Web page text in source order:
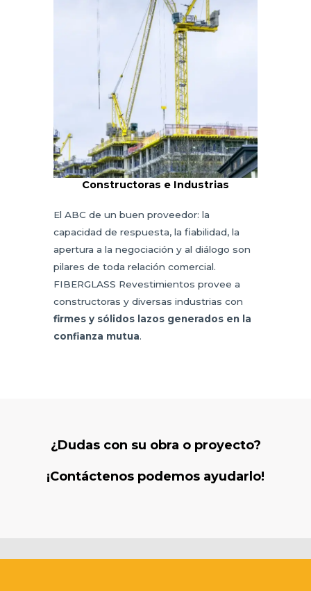
Constructoras e Industrias
El ABC de un buen proveedor: la
capacidad de respuesta, la fiabilidad, la
apertura a la negociación y al diálogo son
pilares de toda relación comercial.
FIBERGLASS Revestimientos provee a
constructoras y diversas industrias con
firmes y sólidos lazos generados en la
confianza mutua.
¿Dudas con su obra o proyecto?
¡Contáctenos podemos ayudarlo!